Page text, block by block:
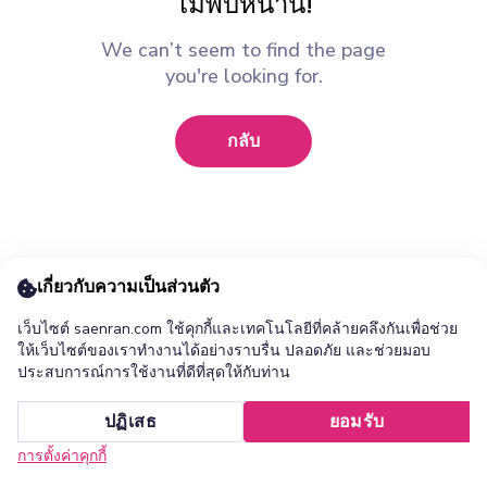
We can’t seem to find the page
you're looking for.
กลับ
หน้าแรก
ยกเลิก ติดตั้ง
เกี่ยวกับความเป็นส่วนตัว
เว็บไซต์ saenran.com ใช้คุกกี้และเทคโนโลยีที่คล้ายคลึงกันเพื่อช่วย
ให้เว็บไซต์ของเราทำงานได้อย่างราบรื่น ปลอดภัย และช่วยมอบ
ประสบการณ์การใช้งานที่ดีที่สุดให้กับท่าน
ปฏิเสธ ยอมรับ
การตั้งค่าคุกกี้